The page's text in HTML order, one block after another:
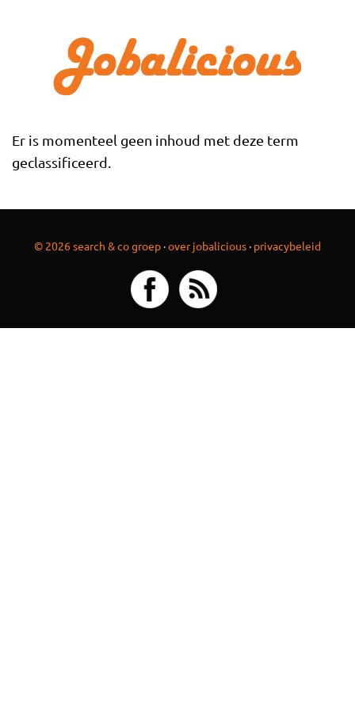
Er is momenteel geen inhoud met deze term
geclassificeerd.
© 2026 search & co groep ·over jobalicious · privacybeleid